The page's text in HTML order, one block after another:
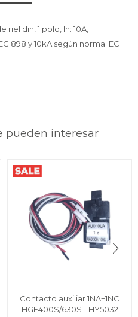
din, 1 polo, In: 10A,
898 y 10kA según norma IEC
pueden interesar
Contacto auxiliar 1NA+1NC
HGE400S/630S - HY5032